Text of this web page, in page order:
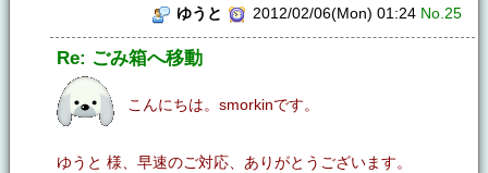
ゆうと 2012/02/06(Mon) 01:24 No.25
Re: ごみ箱へ移動
こんにちは。smorkinです。
ゆうと 様、早速のご対応、ありがとうございます。